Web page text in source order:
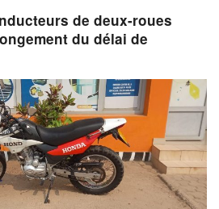
de deux-roues
du délai de